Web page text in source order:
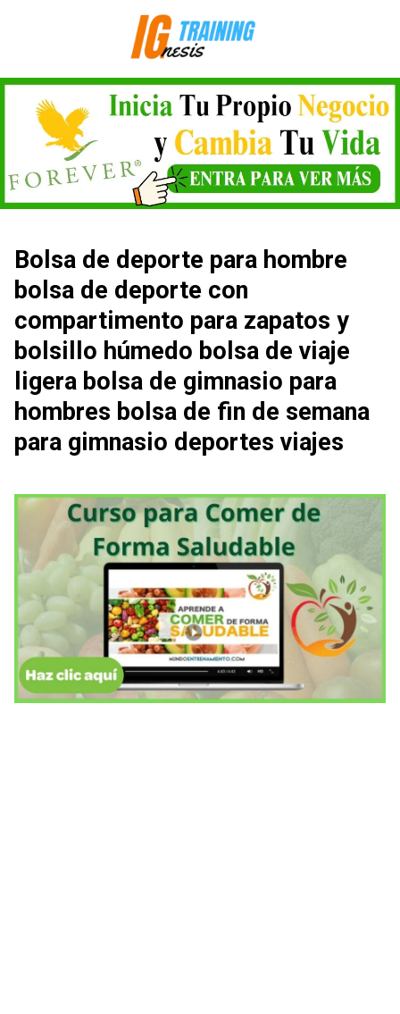
Bolsa de deporte para hombre
bolsa de deporte con
compartimento para zapatos y
bolsillo húmedo bolsa de viaje
ligera bolsa de gimnasio para
hombres bolsa de fin de semana
para gimnasio deportes viajes